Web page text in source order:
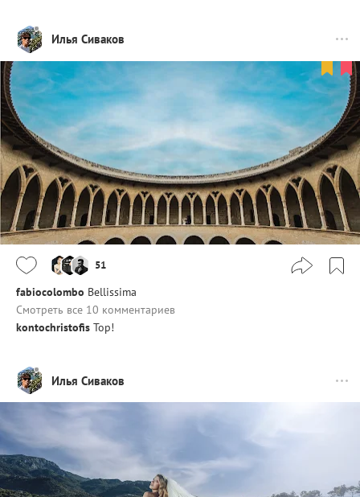
Илья Сиваков
51
fabiocolombo Bellissima
Смотреть все 10 комментариев
kontochristofis Top!
Илья Сиваков